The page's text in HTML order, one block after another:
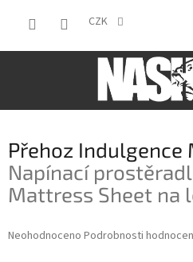
CZK
Přehoz Indulgence
Napínací
Mattress Sheet na
Průměrné
Neohodnoceno Podrobnosti